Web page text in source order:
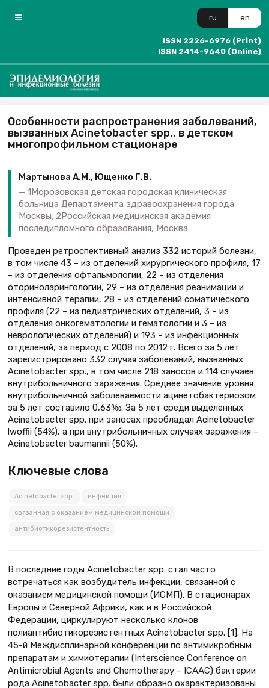
ru en
ISSN 2226-6976 (Print)
ISSN 2414-9640 (Online)
Особенности распространения заболеваний,
вызванных Acinetobacter spp., в детском
многопрофильном стационаре
Мартынова А.М., Ющенко Г.В.
1Морозовская детская городская клиническая
больница Департамента здравоохранения города
Москвы; 2Российская медицинская академия
последипломного образования, Москва
Проведен ретроспективный анализ 332 историй болезни,
в том числе 43 – из отделений хирургического профиля, 17
– из отделения офтальмологии, 22 – из отделения
оториноларингологии, 29 – из отделения реанимации и
интенсивной терапии, 28 – из отделений соматического
профиля (22 – из педиатрических отделений, 3 – из
отделения онкогематологии и гематологии и 3 – из
неврологических отделений) и 193 – из инфекционных
отделений, за период с 2008 по 2012 г. Всего за 5 лет
зарегистрировано 332 случая заболеваний, вызванных
Acinetobacter spp., в том числе 218 заносов и 114 случаев
внутрибольничного заражения. Среднее значение уровня
внутрибольничной заболеваемости ацинетобактериозом
за 5 лет составило 0,63‰. За 5 лет среди выделенных
Acinetobacter spp. при заносах преобладал Acinetobacter
lwoffii (54%), а при внутрибольничных случаях заражения –
Acinetobacter baumannii (50%).
Ключевые слова
Acinetobacter spp. инфекция
связанная с оказанием медицинской помощи
антибиотикорезистентность
В последние годы Acinetobacter spp. стал часто
встречаться как возбудитель инфекции, связанной с
оказанием медицинской помощи (ИСМП). В стационарах
Европы и Северной Африки, как и в Российской
Федерации, циркулируют несколько клонов
полиантибиотикорезистентных Acinetobacter spp. [1]. На
45-й Междисплинарной конференции по антимикробным
препаратам и химиотерапии (Interscience Conference on
Antimicrobial Agents and Chemotherapy – ICAAC) бактерии
рода Acinetobacter spp. были образно охарактеризованы